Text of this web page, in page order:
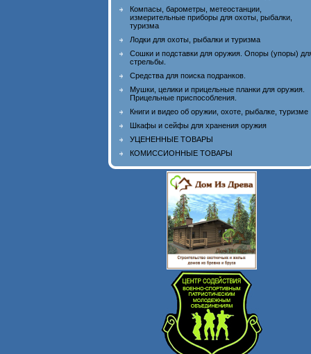
Компасы, барометры, метеостанции,
измерительные приборы для охоты, рыбалки,
туризма
Лодки для охоты, рыбалки и туризма
Сошки и подставки для оружия. Опоры (упоры)
стрельбы.
Средства для поиска подранков.
Мушки, целики и прицельные планки для оружия.
Прицельные приспособления.
Книги и видео об оружии, охоте, рыбалке, туризме
Шкафы и сейфы для хранения оружия
УЦЕНЕННЫЕ ТОВАРЫ
КОМИССИОННЫЕ ТОВАРЫ